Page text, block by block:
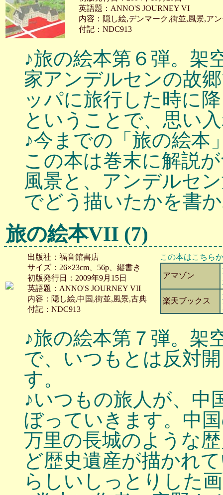
英語題：ANNO'S JOURNEY VI
内容：隠し絵,デンマーク,街並,風景,ア
付記：NDC913
♪旅の絵本第６弾。架
家アンデルセンの故
ッパに旅行した時に
ということで、思い
♪今までの「旅の絵本
この本は巻末に解説
風景と、アンデルセ
でどう描いたかを書
旅の絵本VII (7)
出版社：福音館書店
サイズ：26×23cm、56p、縦書き
初版発行日：2009年9月15日
英語題：ANNO'S JOURNEY VII
内容：隠し絵,中国,街並,風景,古典
付記：NDC913
この本はこちら
アマゾン
楽天ブックス
♪旅の絵本第７弾。架
で、いつもとは反対
す。
♪いつもの旅人が、中
ぼっていきます。中
万里の長城のような
ど歴史遺産が描かれ
らしいしっとりした